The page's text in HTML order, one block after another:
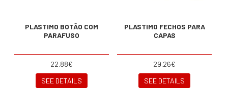
PLASTIMO BOTÃO COM
PARAFUSO
22.88€
SEE DETAILS
PLASTIMO FECHOS PARA
CAPAS
29.26€
SEE DETAILS